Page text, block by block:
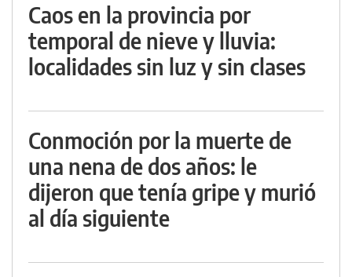
Caos en la provincia por
temporal de nieve y lluvia:
localidades sin luz y sin clases
Conmoción por la muerte de
una nena de dos años: le
dijeron que tenía gripe y murió
al día siguiente